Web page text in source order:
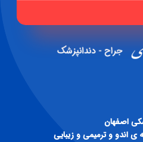
اصفهان
ی اندو و ترميمی و زيبايی